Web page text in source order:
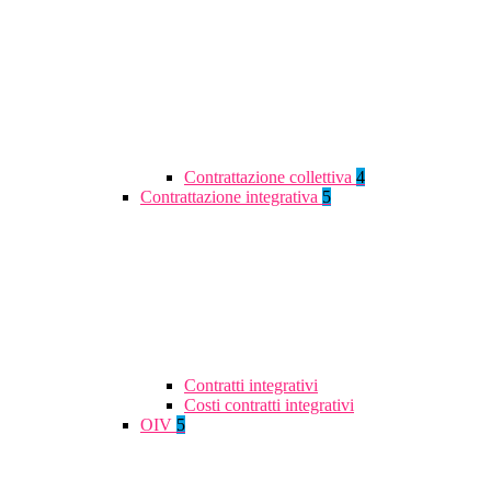
Contrattazione collettiva 4
Contrattazione integrativa 5
Contratti integrativi
Costi contratti integrativi
OIV 5